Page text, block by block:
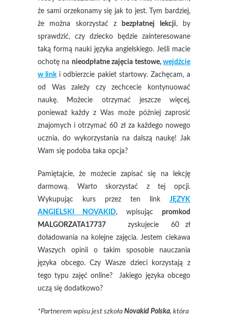
że sami orzekonamy się jak to jest. Tym bardziej,
że można skorzystać z
bezpłatnej lekcji, by
sprawdzić, czy dziecko będzie zainteresowane
taką formą nauki języka angielskiego. Jeśli macie
ochotę na nieodpłatne zajęcia testowe,wejdźcie
w linki odbierzcie pakiet startowy. Zachęcam, a
od Was zależy czy zechcecie kontynuować
naukę. Możecie otrzymać jeszcze więcej,
ponieważ każdy z Was może później zaprosić
znajomych i otrzymać 60 zł za każdego nowego
ucznia, do wykorzystania na dalszą naukę! Jak
Wam się podoba taka opcja?
Pamiętajcie, że możecie zapisać się na lekcję
darmową. Warto skorzystać z tej opcji.
Wykupując kurs przez ten link JĘZYK
ANGIELSKI NOVAKID, wpisując promkod
MALGORZATA17737zyskujecie 60 zł
doładowania na kolejne zajęcia. Jestem ciekawa
Waszych opinii o takim sposobie nauczania
języka obcego. Czy Wasze dzieci korzystają z
tego typu zajęć online? Jakiego języka obcego
uczą się dodatkowo?
*Partnerem wpisu jest szkoła Novakid Polska, która